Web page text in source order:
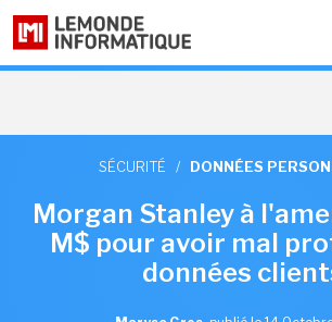
SÉCURITÉ / DONNÉES
Morgan Stanley à
M$ pour avoir mal
données